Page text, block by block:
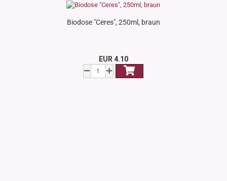
Biodose "Ceres", 250ml, braun
EUR 4.10